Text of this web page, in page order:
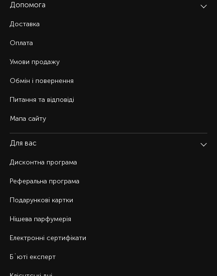
Допомога
Доставка
Оплата
Умови продажу
Обмін і повернення
Питання та відповіді
Мапа сайту
Для вас
Дисконтна програма
Реферальна програма
Подарункові картки
Нішева парфумерія
Електронні сертифікати
Б`юті експерт